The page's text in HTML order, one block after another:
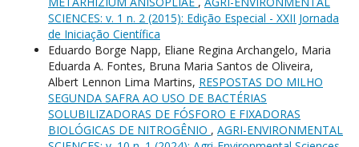
SCIENCES: v. 1 n. 2 (2015): Edição Especial - XXII Jornada
de Iniciação Científica
Eduardo Borge Napp, Eliane Regina Archangelo, Maria
Eduarda A. Fontes, Bruna Maria Santos de Oliveira,
Albert Lennon Lima Martins, RESPOSTAS DO MILHO
SEGUNDA SAFRA AO USO DE BACTÉRIAS
SOLUBILIZADORAS DE FÓSFORO E FIXADORAS
BIOLÓGICAS DE NITROGÊNIO , AGRI-ENVIRONMENTAL